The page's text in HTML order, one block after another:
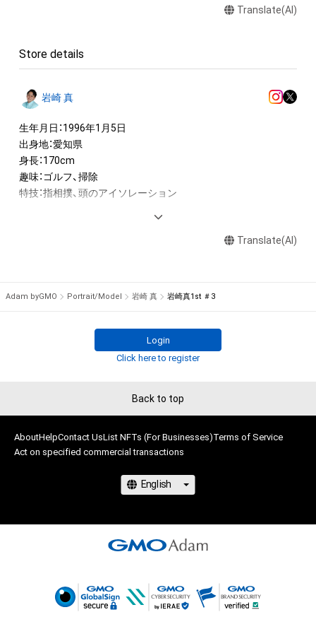
ロゴ等を含みますがこれらに限られません。)にかかる知的財産
出願する権利を含みます。)を意味します。)は、本アイテムの著
けている者によって保護されています。そのため、本アイテム
を保有していたとしても、本アイテムに関する創作物にかかる
知的財産権を有することを意味しません。
・本アイテムの著作権を有する方、著作隣接権の権利者またはそ
の管理委託を受けている者からの事前の同意なしに、上記の「本
アイテムの保有者が有する権利」の範囲を超えた行為、知的財産
権を侵害するおそれのある行為(改変、公開、配布、逆コンパイ
せん。)を行うことはできません。
・本アイテムに関する創作物の利用については、公序良俗や法令
Translate(AI)
Store details
岩崎 真
生年月日：1996年1月5日
出身地：愛知県
身長：170cm
趣味：ゴルフ、掃除
特技：指相撲、頭のアイソレーション
スト』がついに始動！
一次予選は、7月13日～8月18日まで開催。
者48人の中から無料NFTのダウンロード数上位16名が二次予選
しよう！
の各参加者のリンクから無料NFTダウンロードページに遷移し
参加者の一覧＆無料NFTゲット
postseven.com/archives/20230713_1884116.html
Translate(AI)
Adam byGMO Portrait/Model 岩崎 真 岩崎真1st ＃3
Login
Click here to register
Back to top
AboutHelpContact UsList NFTs (For Businesses)Terms of Service
Act on specified commercial transactions